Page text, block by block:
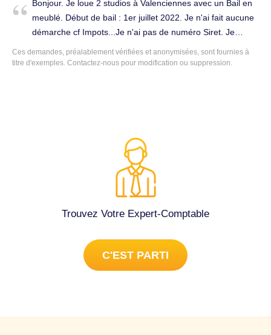
Bonjour. Je loue 2 studios à Valenciennes avec un Bail en
meublé. Début de bail : 1er juillet 2022. Je n'ai fait aucune
démarche cf Impots...Je n'ai pas de numéro Siret. Je
voudrais passer en LMNP. Saoir si cela vaut la peine de
choisir le réel cf frais de comptabilité... Si je veux adhérer à
Cordialement. Tenue complète de la comptabilité à Lille
Ces demandes, préalablement vérifiées et anonymisées, sont fournies à
titre d'exemples. Contactez-nous pour modification ou suppression.
Trouvez Votre Expert-Comptable
C'EST PARTI